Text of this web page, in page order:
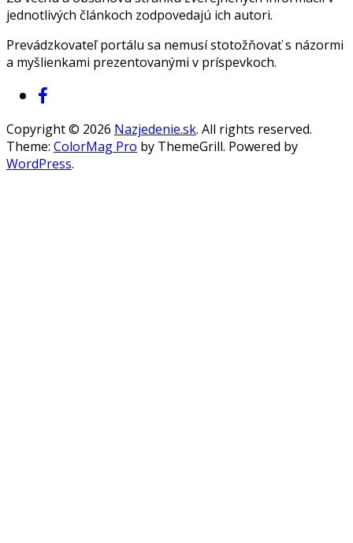
jednotlivých článkoch zodpovedajú ich autori.
Prevádzkovateľ portálu sa nemusí stotožňovať s názormi
a myšlienkami prezentovanými v príspevkoch.
Copyright © 2026 Nazjedenie.sk. All rights reserved.
Theme: ColorMag Pro by ThemeGrill. Powered by
WordPress.